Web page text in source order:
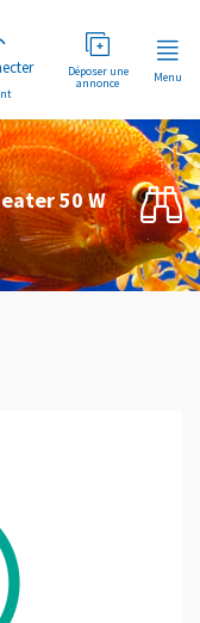
Déposer une
annonce Menu
50 W